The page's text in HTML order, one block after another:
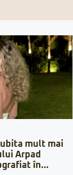
mult mai
Arpad
în...